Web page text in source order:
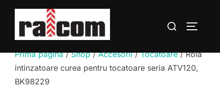
conținut
Caută
Prima pagină/Shop/Accesorii/Tocatoare/ Rola
intinzatoare curea pentru tocatoare seria ATV120,
BK98229